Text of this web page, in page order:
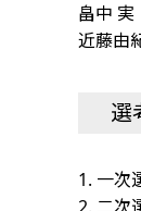
畠中 実
近藤由
選
1. 一次